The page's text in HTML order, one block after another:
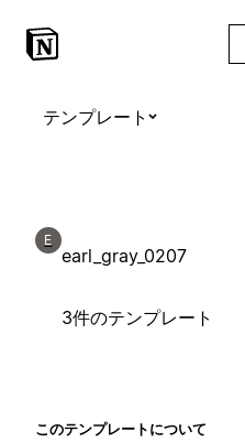
テンプレート
E
earl_gray_0207
3件のテンプレート
このテンプレートについて